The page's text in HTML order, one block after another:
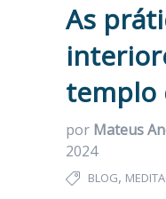
As
templo
por Mateus
2024
BLOG,